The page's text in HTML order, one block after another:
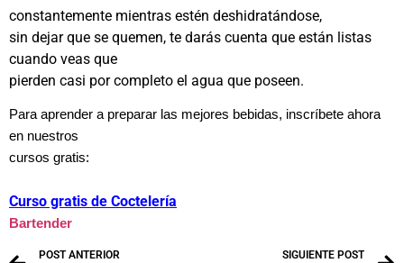
constantemente mientras estén deshidratándose,
sin dejar que se quemen, te darás cuenta que están listas
cuando veas que
pierden casi por completo el agua que poseen.
Para aprender a preparar las mejores bebidas, inscríbete ahora
en nuestros
cursos gratis:
Curso gratis de Coctelería
Bartender
POST ANTERIOR SIGUIENTE POST